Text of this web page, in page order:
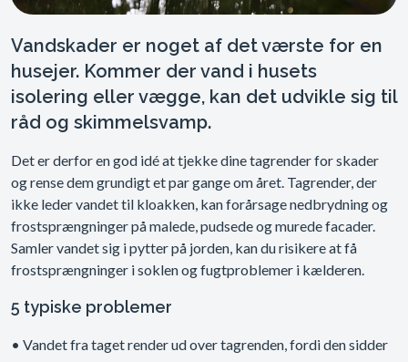
Vandskader er noget af det værste for en
husejer. Kommer der vand i husets
isolering eller vægge, kan det udvikle sig til
råd og skimmelsvamp.
Det er derfor en god idé at tjekke dine tagrender for skader
og rense dem grundigt et par gange om året. Tagrender, der
ikke leder vandet til kloakken, kan forårsage nedbrydning og
frostsprængninger på malede, pudsede og murede facader.
Samler vandet sig i pytter på jorden, kan du risikere at få
frostsprængninger i soklen og fugtproblemer i kælderen.
5 typiske problemer
• Vandet fra taget render ud over tagrenden, fordi den sidder